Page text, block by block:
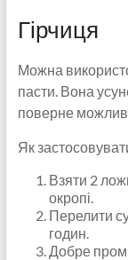
Гірчиця
Можна
пасти. Вона
поверне
Як
Взяти 2
окропі.
Перелити
годин.
Добре